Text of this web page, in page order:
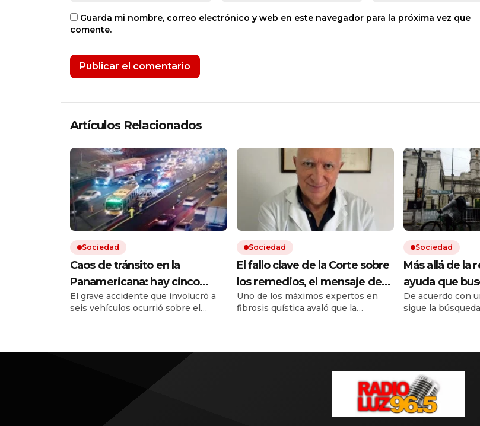
Guarda mi nombre, correo electrónico y web en este navegador para la próxima vez que
comente.
Artículos Relacionados
Sociedad
Caos de tránsito en la
Panamericana: hay cinco
heridos por un choque
múltiple
El grave accidente que involucró a
seis vehículos ocurrió sobre el
cortados y fuertes demoras para
Sociedad
El fallo clave de la Corte sobre
los remedios, el mensaje de
un referente médico y otro
posible conflicto en puerta
Uno de los máximos expertos en
fibrosis quística avaló que la
surgieron dudas entre pacientes y
terapia que ya usan en EE.UU. y
Sociedad
Más allá de la
ayuda que
de las
iglesias y
De acuerdo con
sigue la